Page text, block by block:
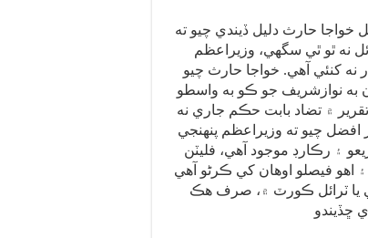
حارث دليل ڏيندي چيو ته
نه ٿو ٿي سگهي، وزيراعظم
نه کنئي آهي. خواجا حارث چيو
به نوازشريف جو ڪو به واسطو
۾ تضاد بابت حڪم جاري نه
چيو ته وزيراعظم پنهنجي
۽ رڪارڊ موجود آهي، فليٽن
فيصلو اوهان کي ڪرڻو آهي
يا ٽرائل ڪورٽ ۾، صرف هڪ